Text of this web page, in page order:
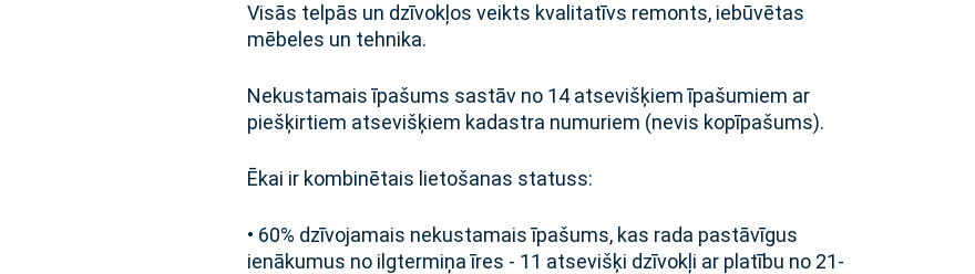
Visās telpās un dzīvokļos veikts kvalitatīvs remonts, iebūvētas
mēbeles un tehnika.
Nekustamais īpašums sastāv no 14 atsevišķiem īpašumiem ar
piešķirtiem atsevišķiem kadastra numuriem (nevis kopīpašums).
Ēkai ir kombinētais lietošanas statuss:
• 60% dzīvojamais nekustamais īpašums, kas rada pastāvīgus
ienākumus no ilgtermiņa īres - 11 atsevišķi dzīvokļi ar platību no 21-